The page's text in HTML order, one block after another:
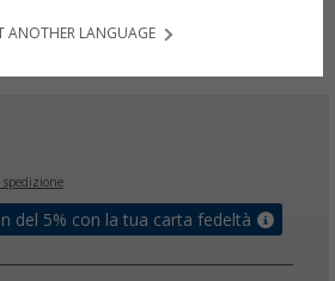
spedizione
del 5% con la tua carta fedeltà
ANOTHER LANGUAGE